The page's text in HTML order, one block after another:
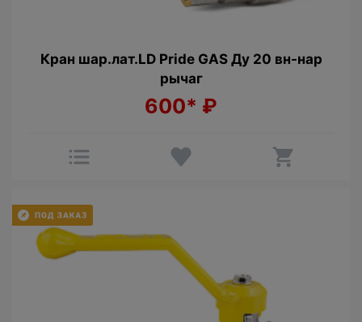
Кран шар.лат.LD Pride GAS Ду 20 вн-нар
рычаг
600* ₽